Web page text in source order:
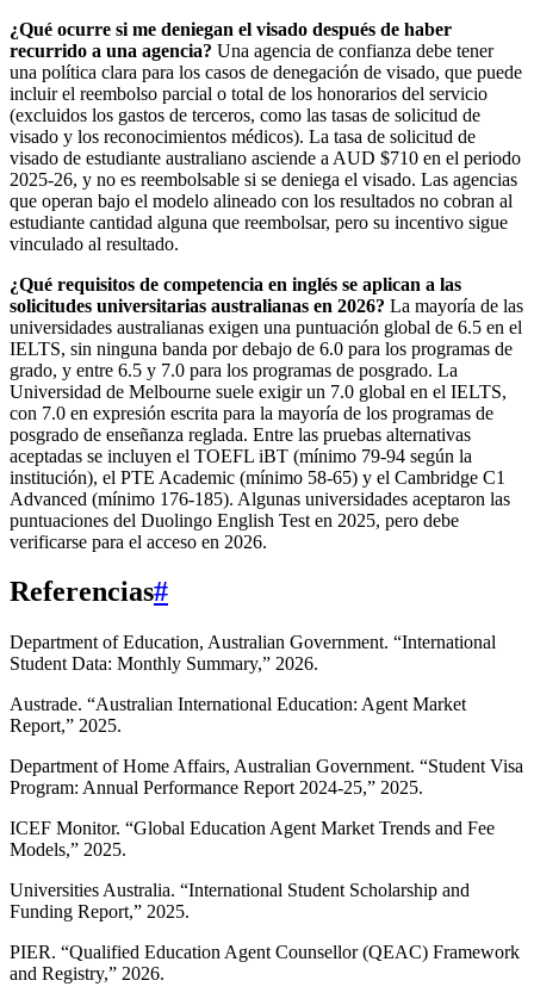
¿Qué ocurre si me deniegan el visado después de haber
recurrido a una agencia? Una agencia de confianza debe tener
una política clara para los casos de denegación de visado, que puede
incluir el reembolso parcial o total de los honorarios del servicio
(excluidos los gastos de terceros, como las tasas de solicitud de
visado y los reconocimientos médicos). La tasa de solicitud de
visado de estudiante australiano asciende a AUD $710 en el periodo
2025-26, y no es reembolsable si se deniega el visado. Las agencias
que operan bajo el modelo alineado con los resultados no cobran al
estudiante cantidad alguna que reembolsar, pero su incentivo sigue
vinculado al resultado.
¿Qué requisitos de competencia en inglés se aplican a las
solicitudes universitarias australianas en 2026? La mayoría de las
universidades australianas exigen una puntuación global de 6.5 en el
IELTS, sin ninguna banda por debajo de 6.0 para los programas de
grado, y entre 6.5 y 7.0 para los programas de posgrado. La
Universidad de Melbourne suele exigir un 7.0 global en el IELTS,
con 7.0 en expresión escrita para la mayoría de los programas de
posgrado de enseñanza reglada. Entre las pruebas alternativas
aceptadas se incluyen el TOEFL iBT (mínimo 79-94 según la
institución), el PTE Academic (mínimo 58-65) y el Cambridge C1
Advanced (mínimo 176-185). Algunas universidades aceptaron las
puntuaciones del Duolingo English Test en 2025, pero debe
verificarse para el acceso en 2026.
Referencias#
Department of Education, Australian Government. “International
Student Data: Monthly Summary,” 2026.
Austrade. “Australian International Education: Agent Market
Report,” 2025.
Department of Home Affairs, Australian Government. “Student Visa
Program: Annual Performance Report 2024-25,” 2025.
ICEF Monitor. “Global Education Agent Market Trends and Fee
Models,” 2025.
Universities Australia. “International Student Scholarship and
Funding Report,” 2025.
PIER. “Qualified Education Agent Counsellor (QEAC) Framework
and Registry,” 2026.